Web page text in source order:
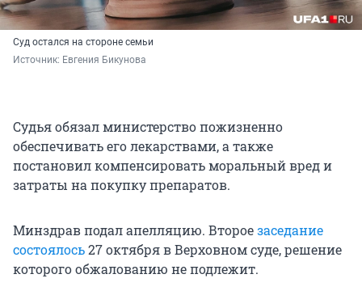
Суд остался на стороне семьи
Источник: Евгения Бикунова
Судья обязал министерство пожизненно
обеспечивать его лекарствами, а также
постановил компенсировать моральный вред и
затраты на покупку препаратов.
Минздрав подал апелляцию. Второезаседание
состоялось27 октября в Верховном суде, решение
которого обжалованию не подлежит.